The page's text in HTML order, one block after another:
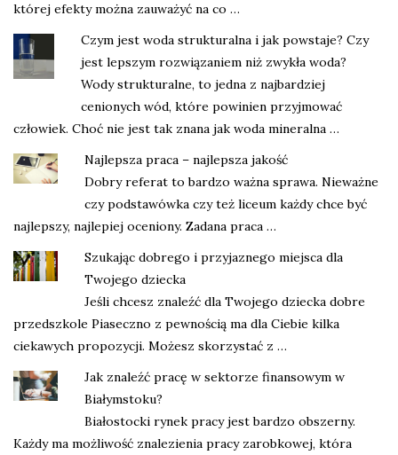
której efekty można zauważyć na co …
Czym jest woda strukturalna i jak powstaje? Czy
jest lepszym rozwiązaniem niż zwykła woda?
Wody strukturalne, to jedna z najbardziej
cenionych wód, które powinien przyjmować
człowiek. Choć nie jest tak znana jak woda mineralna …
Najlepsza praca – najlepsza jakość
Dobry referat to bardzo ważna sprawa. Nieważne
czy podstawówka czy też liceum każdy chce być
najlepszy, najlepiej oceniony. Zadana praca …
Szukając dobrego i przyjaznego miejsca dla
Twojego dziecka
Jeśli chcesz znaleźć dla Twojego dziecka dobre
przedszkole Piaseczno z pewnością ma dla Ciebie kilka
ciekawych propozycji. Możesz skorzystać z …
Jak znaleźć pracę w sektorze finansowym w
Białymstoku?
Białostocki rynek pracy jest bardzo obszerny.
Każdy ma możliwość znalezienia pracy zarobkowej, która